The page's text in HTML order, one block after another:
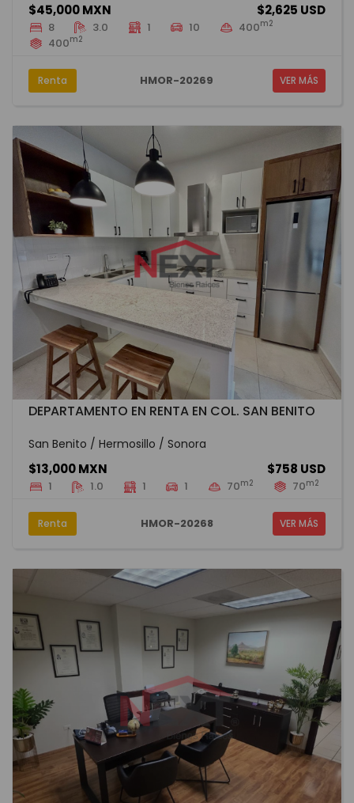
$45,000 MXN $2,625 USD
8 3.0 1 10 400m2
400m2
Renta HMOR-20269 VER MÁS
DEPARTAMENTO EN RENTA EN COL. SAN BENITO
San Benito / Hermosillo / Sonora
$13,000 MXN $758 USD
1 1.0 1 1 70m2 70m2
Renta HMOR-20268 VER MÁS